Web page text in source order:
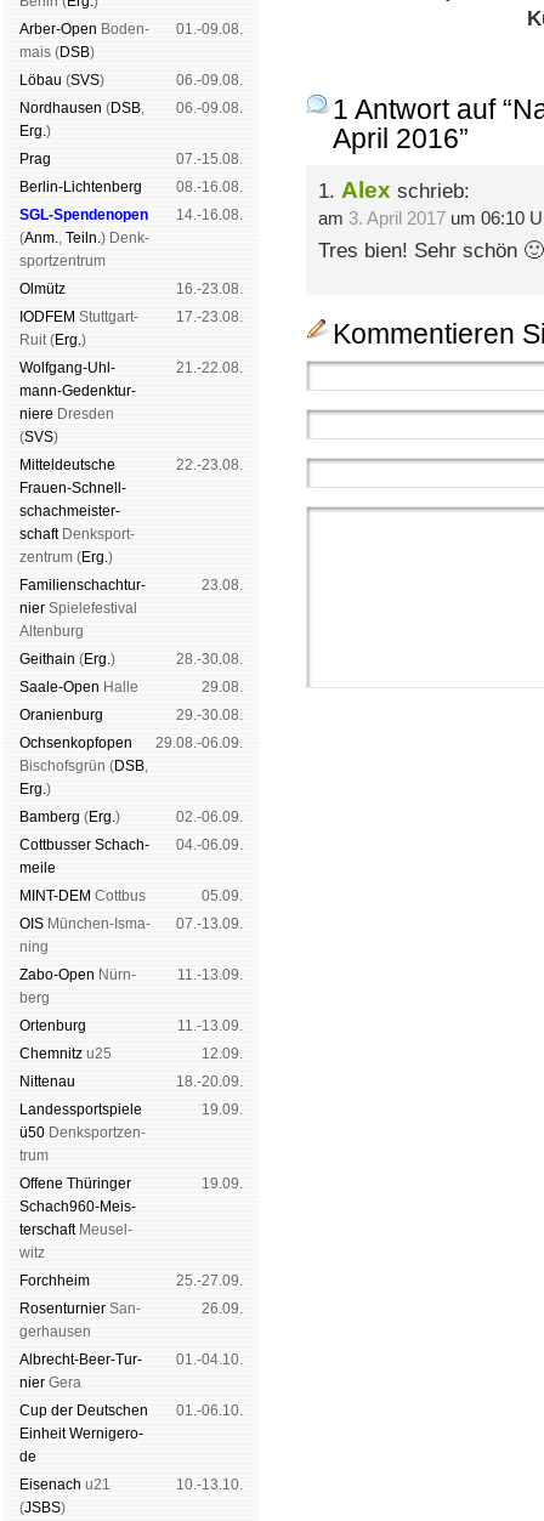
Arber-Open Boden­
mais (DSB)
01.-09.08.
Lö­bau (SVS)
06.-09.08.
Nord­hau­sen (DSB,
Erg.)
06.-09.08.
Prag
07.-15.08.
Berlin-Lich­ten­berg
08.-16.08.
SGL-Spenden­open
(Anm., Teiln.) Denk­
sport­zen­trum
14.-16.08.
Ol­mütz
16.-23.08.
IODFEM Stutt­gart-
Ruit (Erg.)
17.-23.08.
Wolf­gang-Uhl­
mann-Ge­denk­tur­
niere Dres­den
(SVS)
21.-22.08.
Mit­tel­deu­tsche
Frauen-Schnell­
schach­meis­ter­
schaftDenk­sport­
zen­trum (Erg.)
22.-23.08.
Familien­schach­tur­
nier Spiele­fes­ti­val
Al­ten­burg
23.08.
Geit­hain (Erg.)
28.-30.08.
Saale-Open Halle
29.08.
Oranien­burg
29.-30.08.
Och­sen­kopf­open
Bischofs­grün (DSB,
Erg.)
29.08.-06.09.
Bam­berg (Erg.)
02.-06.09.
Cott­busser Schach­
meile
04.-06.09.
MINT-DEM Cott­bus
05.09.
OIS Mün­chen-Is­ma­
ning
07.-13.09.
Zabo-Open Nürn­
berg
11.-13.09.
Orten­burg
11.-13.09.
Chem­nitz u25
12.09.
Nitte­nau
18.-20.09.
Landes­sport­spiele
ü50 Denk­sport­zen­
trum
19.09.
Offene Thü­rin­ger
Schach960-Meis­
ter­schaftMeu­sel­
witz
19.09.
Forch­heim
25.-27.09.
Rosen­tur­nier San­
ger­hau­sen
26.09.
Albrecht-Beer-Tur­
nier Ge­ra
01.-04.10.
Cup der Deut­schen
Ein­heit Wer­ni­ge­ro­
de
01.-06.10.
Eise­nach u21
(JSBS)
10.-13.10.
1 Antwort auf
April 2016”
1. Alex schrieb:
am 3. April 2017 um 06:10
Tres bien! Sehr schön 🙂
Kommentieren